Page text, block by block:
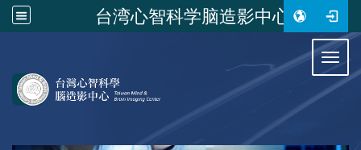
台湾心智科学脑造影中心